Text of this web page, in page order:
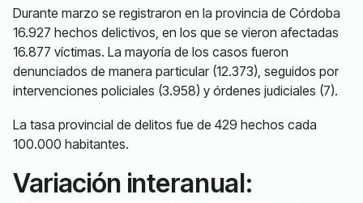
Durante marzo se registraron en la provincia de Córdoba
16.927 hechos delictivos, en los que se vieron afectadas
16.877 víctimas. La mayoría de los casos fueron
denunciados de manera particular (12.373), seguidos por
intervenciones policiales (3.958) y órdenes judiciales (7).
La tasa provincial de delitos fue de 429 hechos cada
100.000 habitantes.
Variación interanual: